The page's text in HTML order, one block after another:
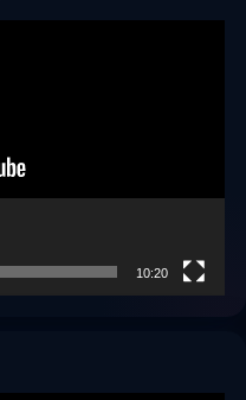
10:20